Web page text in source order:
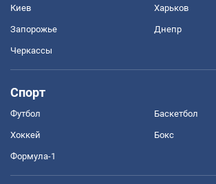
Киев Харьков
Запорожье Днепр
Черкассы
Спорт
Футбол Баскетбол
Хоккей Бокс
Формула-1